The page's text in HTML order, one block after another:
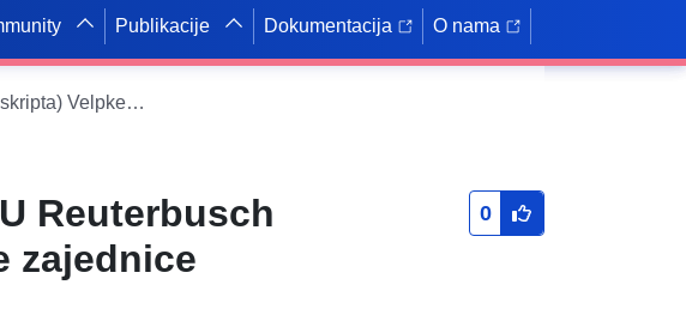
Publikacije Dokumentacija O nama
ATOM hraniti razvojni plan Bah - 3 U Reuterbusch (izvorna skripta) Velpke baršunaste zajednice
Reuterbusch
zajednice
0